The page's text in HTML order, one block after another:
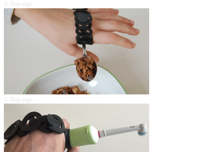
© Tous ergo
© Tous ergo